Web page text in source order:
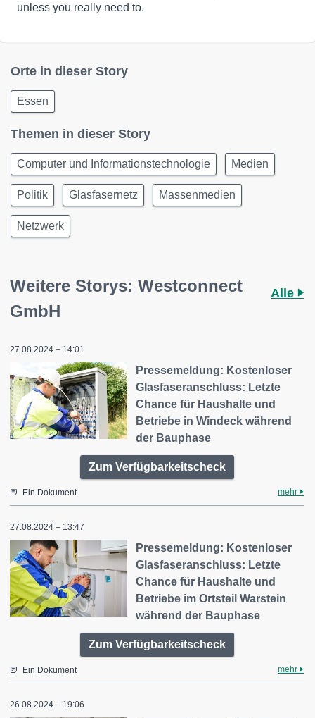
unless you really need to.
Orte in dieser Story
Essen
Themen in dieser Story
Computer und Informationstechnologie Medien
Politik Glasfasernetz Massenmedien
Netzwerk
Weitere Storys: Westconnect
GmbH
Alle
27.08.2024 – 14:01
Pressemeldung: Kostenloser
Glasfaseranschluss: Letzte
Chance für Haushalte und
Betriebe in Windeck während
der Bauphase
Zum Verfügbarkeitscheck
Ein Dokument mehr
27.08.2024 – 13:47
Pressemeldung: Kostenloser
Glasfaseranschluss: Letzte
Chance für Haushalte und
Betriebe im Ortsteil Warstein
während der Bauphase
Zum Verfügbarkeitscheck
Ein Dokument mehr
26.08.2024 – 19:06